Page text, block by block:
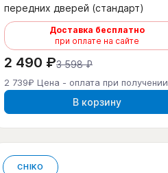
передних дверей (стандарт)
Доставка бесплатно
при оплате на сайте
2 490 ₽3 598 ₽
2 739₽ Цена - оплата при получении
В корзину
CHIKO